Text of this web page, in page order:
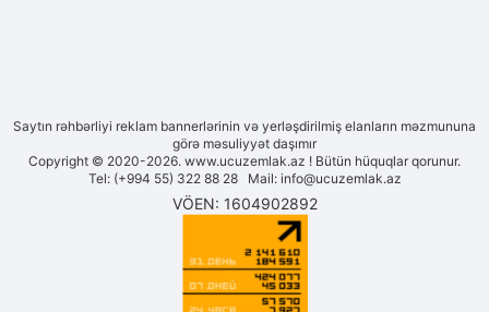
Saytın rəhbərliyi reklam bannerlərinin və yerləşdirilmiş elanların məzmununa
görə məsuliyyət daşımır
Copyright © 2020-2026. www.ucuzemlak.az ! Bütün hüquqlar qorunur.
Tel: (+994 55) 322 88 28 Mail: info@ucuzemlak.az
VÖEN: 1604902892